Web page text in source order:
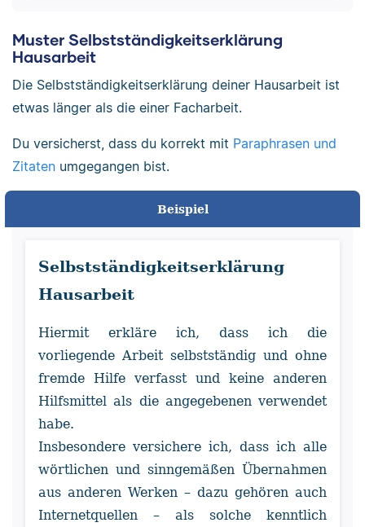
Muster Selbstständigkeitserklärung
Hausarbeit
Die Selbstständigkeitserklärung deiner Hausarbeit ist
etwas länger als die einer Facharbeit.
Du versicherst, dass du korrekt mit Paraphrasen und
Zitaten umgegangen bist.
Beispiel
Selbstständigkeitserklärung
Hausarbeit
Hiermit erkläre ich, dass ich die
vorliegende Arbeit selbstständig und ohne
fremde Hilfe verfasst und keine anderen
Hilfsmittel als die angegebenen verwendet
habe.
Insbesondere versichere ich, dass ich alle
wörtlichen und sinngemäßen Übernahmen
aus anderen Werken – dazu gehören auch
Internetquellen – als solche kenntlich